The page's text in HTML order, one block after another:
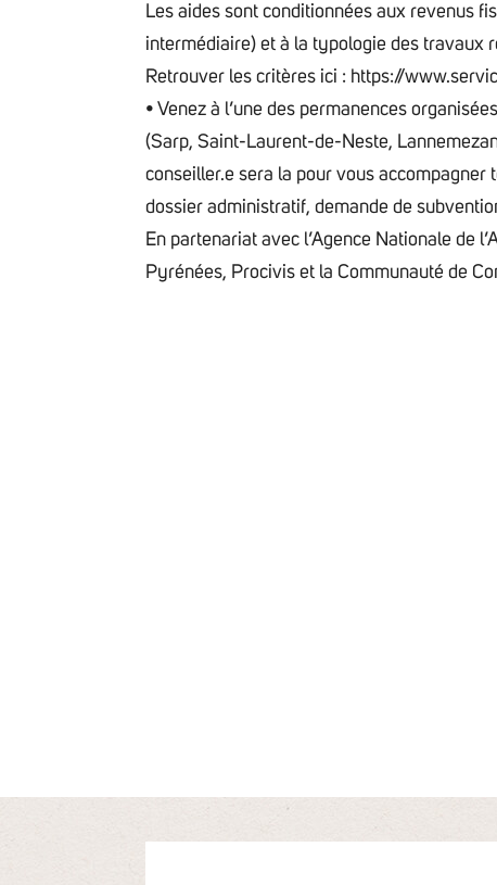
Les aides sont conditionnées aux revenus
intermédiaire) et à la typologie des travaux
Retrouver les critères ici : https://
• Venez à l’une des permanences
(Sarp, Saint-Laurent-de-Neste,
conseiller.e sera la pour vous
dossier administratif, demande de
En partenariat avec l’Agence Nationale de
Pyrénées, Procivis et la Communauté de